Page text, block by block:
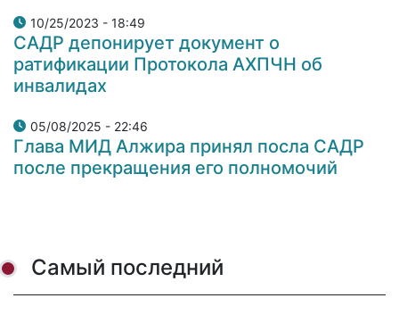
10/25/2023 - 18:49
САДР депонирует документ о
ратификации Протокола АХПЧН об
инвалидах
05/08/2025 - 22:46
Глава МИД Алжира принял посла САДР
после прекращения его полномочий
Самый последний